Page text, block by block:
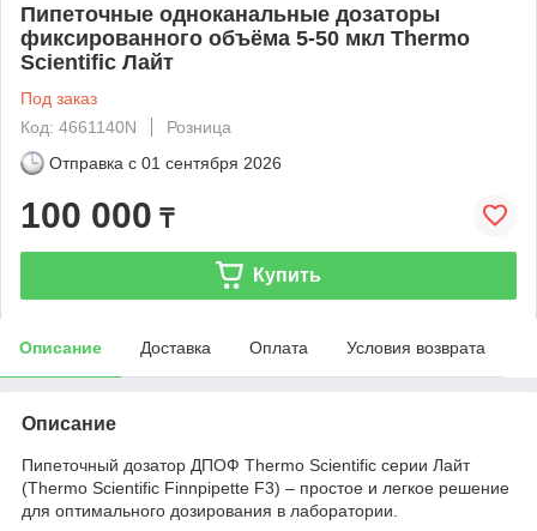
Пипеточные одноканальные дозаторы
фиксированного объёма 5-50 мкл Thermo
Scientific Лайт
Под заказ
Код: 4661140N
Розница
Отправка с 01 сентября 2026
100 000 ₸
Купить
Описание Доставка Оплата Условия возврата
Описание
Пипеточный дозатор ДПОФ Thermo Scientific cерии Лайт
(Thermo Scientific Finnpipette F3) – простое и легкое решение
для оптимального дозирования в лаборатории.